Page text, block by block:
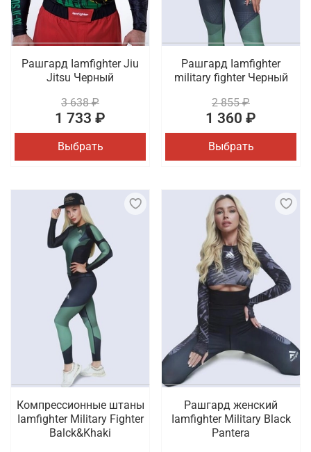
Рашгард Iamfighter Jiu
Jitsu Черный
3 638 ₽
1 733 ₽
Выбрать
Рашгард Iamfighter
military fighter Черный
2 855 ₽
1 360 ₽
Выбрать
Компрессионные штаны
Iamfighter Military Fighter
Balck&Khaki
Рашгард женский
Iamfighter Military Black
Pantera